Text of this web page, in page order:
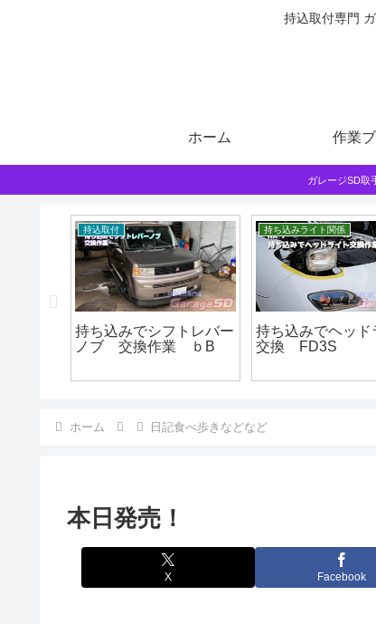
持込取付専門
ホーム 作業
ガレージSD取
持込取付
持ち込みでシフトレバー
ノブ 交換作業 ｂB
持ち込みライト関係
持ち込みでヘッド
交換 FD3S
ホーム 日記食べ歩きなどなど
本日発売！
X Facebook